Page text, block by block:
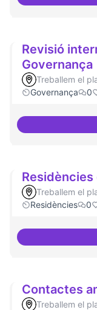
Revisió
Governança
Treballem el
Governança
0
Treballem el
Residències
0
Contactes
Treballem el